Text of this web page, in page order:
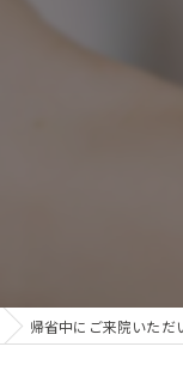
膝痛
帰省中にご来院いただ